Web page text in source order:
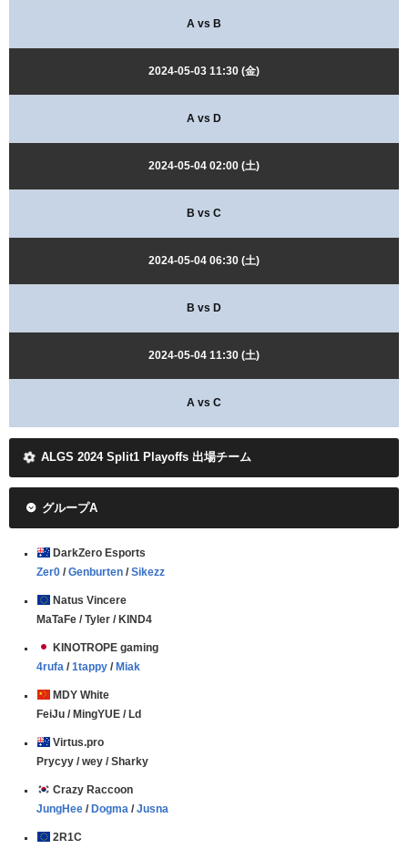
A vs B
2024-05-03 11:30 (金)
A vs D
2024-05-04 02:00 (土)
B vs C
2024-05-04 06:30 (土)
B vs D
2024-05-04 11:30 (土)
A vs C
ALGS 2024 Split1 Playoffs 出場チーム
グループA
DarkZero Esports
Zer0 /Genburten /Sikezz
Natus Vincere
MaTaFe / Tyler / KIND4
KINOTROPE gaming
4rufa /1tappy / Miak
MDY White
FeiJu / MingYUE / Ld
Virtus.pro
Prycyy / wey / Sharky
Crazy Raccoon
JungHee / Dogma /Jusna
2R1C